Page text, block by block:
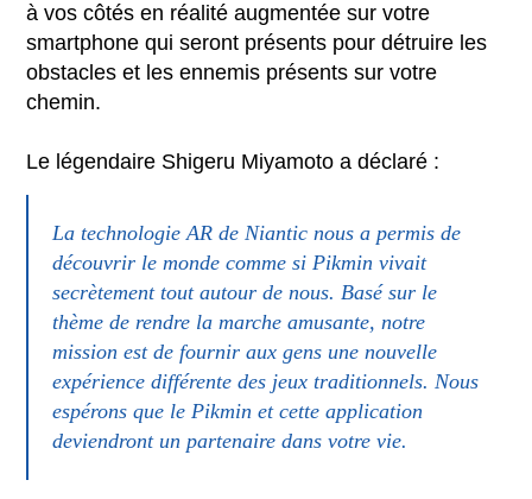
à vos côtés en réalité augmentée sur votre
smartphone qui seront présents pour détruire les
obstacles et les ennemis présents sur votre
chemin.
Le légendaire Shigeru Miyamoto a déclaré :
La technologie AR de Niantic nous a permis de
découvrir le monde comme si Pikmin vivait
secrètement tout autour de nous. Basé sur le
thème de rendre la marche amusante, notre
mission est de fournir aux gens une nouvelle
expérience différente des jeux traditionnels. Nous
espérons que le Pikmin et cette application
deviendront un partenaire dans votre vie.